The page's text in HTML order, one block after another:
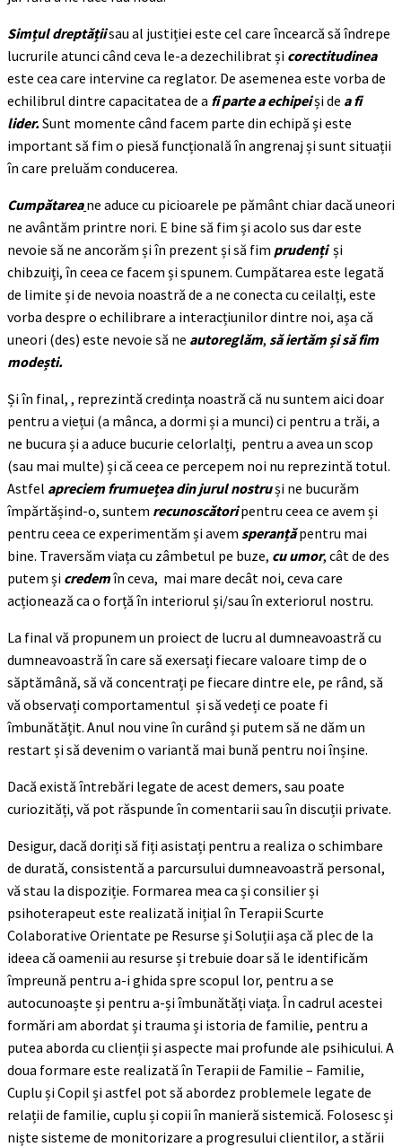
Simțul dreptățiisau al justiției este cel care încearcă să îndrepe
lucrurile atunci când ceva le-a dezechilibrat și corectitudinea
este cea care intervine ca reglator. De asemenea este vorba de
echilibrul dintre capacitatea de a fi parte a echipeiși de a fi
lider.Sunt momente când facem parte din echipă și este
important să fim o piesă funcțională în angrenaj și sunt situații
în care preluăm conducerea.
Cumpătarea ne aduce cu picioarele pe pământ chiar dacă uneori
ne avântăm printre nori. E bine să fim și acolo sus dar este
nevoie să ne ancorăm și în prezent și să fim prudențiși
chibzuiți, în ceea ce facem și spunem. Cumpătarea este legată
de limite și de nevoia noastră de a ne conecta cu ceilalți, este
vorba despre o echilibrare a interacțiunilor dintre noi, așa că
uneori (des) este nevoie să ne autoreglăm, să iertăm și să fim
modești.
Și în final, , reprezintă credința noastră că nu suntem aici doar
pentru a viețui (a mânca, a dormi și a munci) ci pentru a trăi, a
ne bucura și a aduce bucurie celorlalți, pentru a avea un scop
(sau mai multe) și că ceea ce percepem noi nu reprezintă totul.
Astfel apreciem frumuețea din jurul nostruși ne bucurăm
împărtășind-o, suntem recunoscătoripentru ceea ce avem și
pentru ceea ce experimentăm și avem speranțăpentru mai
bine. Traversăm viața cu zâmbetul pe buze, cu umor, cât de des
putem și credemîn ceva, mai mare decât noi, ceva care
acționează ca o forță în interiorul și/sau în exteriorul nostru.
La final vă propunem un proiect de lucru al dumneavoastră cu
dumneavoastră în care să exersați fiecare valoare timp de o
săptămână, să vă concentrați pe fiecare dintre ele, pe rând, să
vă observați comportamentul și să vedeți ce poate fi
îmbunătățit. Anul nou vine în curând și putem să ne dăm un
restart și să devenim o variantă mai bună pentru noi înșine.
Dacă există întrebări legate de acest demers, sau poate
curiozități, vă pot răspunde în comentarii sau în discuții private.
Desigur, dacă doriți să fiți asistați pentru a realiza o schimbare
de durată, consistentă a parcursului dumneavoastră personal,
vă stau la dispoziție. Formarea mea ca și consilier și
psihoterapeut este realizată inițial în Terapii Scurte
Colaborative Orientate pe Resurse și Soluții așa că plec de la
ideea că oamenii au resurse și trebuie doar să le identificăm
împreună pentru a-i ghida spre scopul lor, pentru a se
autocunoaște și pentru a-și îmbunătăți viața. În cadrul acestei
formări am abordat și trauma și istoria de familie, pentru a
putea aborda cu clienții și aspecte mai profunde ale psihicului. A
doua formare este realizată în Terapii de Familie – Familie,
Cuplu și Copil și astfel pot să abordez problemele legate de
relații de familie, cuplu și copii în manieră sistemică. Folosesc și
niște sisteme de monitorizare a progresului clientilor, a stării